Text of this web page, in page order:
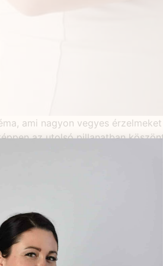
ami nagyon vegyes
az utolsó pillanatban
gyógynövényekkel